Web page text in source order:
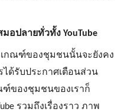
อปลายทั่วทั้ง YouTube
กณฑ์ของชุมชนนั้นจะยังคง
ได้รับประกาศเตือนส่วน
ฑ์ของชุมชนของเราก็
รวมถึงเรื่องราว ภาพ